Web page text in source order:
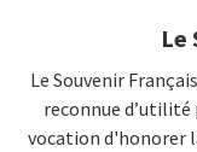
Le
Le Souvenir
reconnue d’utilité
vocation d'honorer